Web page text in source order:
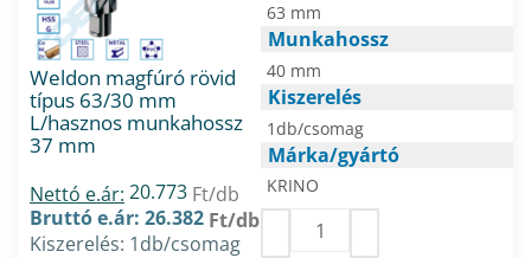
Weldon magfúró rövid
típus 63/30 mm
L/hasznos munkahossz
37 mm
Nettó e.ár: 20.773 Ft/db
Bruttó e.ár: 26.382 Ft/db
Kiszerelés: 1db/csomag
63 mm
Munkahossz
40 mm
Kiszerelés
1db/csomag
Márka/gyártó
KRINO